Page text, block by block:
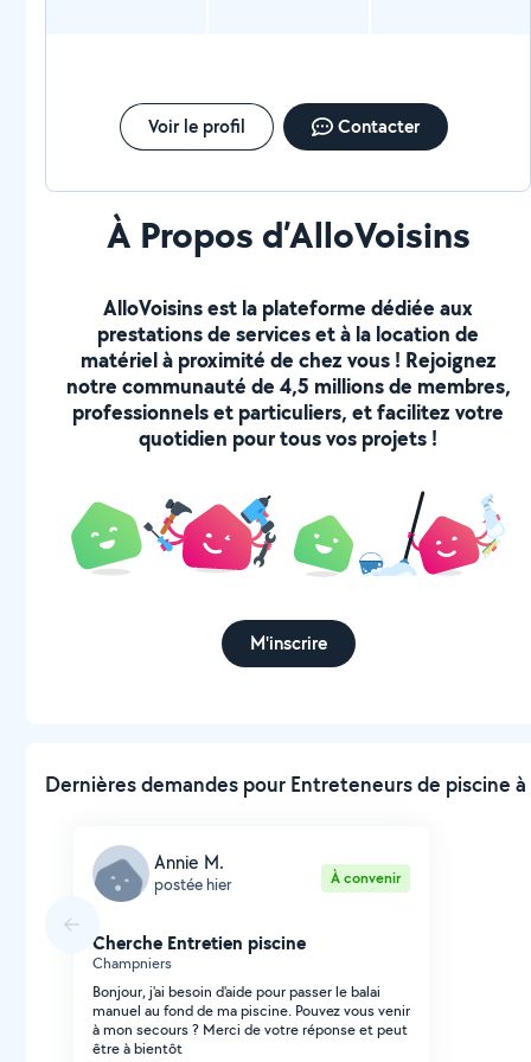
Voir le profil Contacter
À Propos d’AlloVoisins
AlloVoisins est la plateforme dédiée aux
prestations de services et à la location de
matériel à proximité de chez vous ! Rejoignez
notre communauté de 4,5 millions de membres,
professionnels et particuliers, et facilitez votre
quotidien pour tous vos projets !
M'inscrire
Dernières demandes pour Entreteneurs de piscine
Annie M.
postée hier À convenir
Cherche Entretien piscine
Champniers
Bonjour, j'ai besoin d'aide pour passer le balai
manuel au fond de ma piscine. Pouvez vous venir
à mon secours ? Merci de votre réponse et peut
être à bientôt